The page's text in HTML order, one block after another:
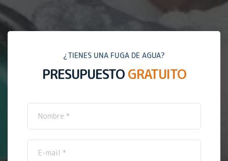
¿TIENES UNA FUGA DE AGUA?
PRESUPUESTO GRATUITO